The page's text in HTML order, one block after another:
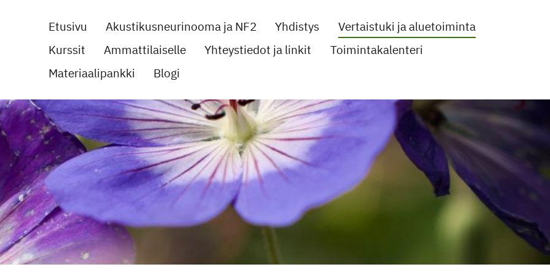
ry
Etusivu Akustikusneurinooma ja NF2 Yhdistys
Vertaistuki ja aluetoiminta
Kurssit
Ammattilaiselle Yhteystiedot ja linkit
Toimintakalenteri
Materiaalipankki
Blogi